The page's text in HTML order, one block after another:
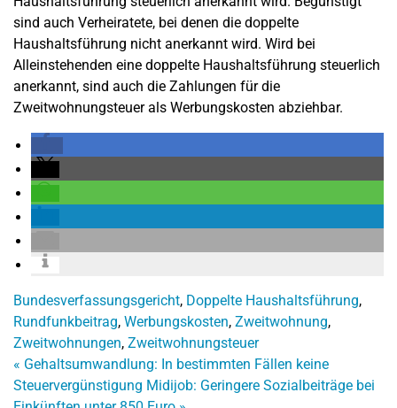
sind auch Verheiratete, bei denen die doppelte
Haushaltsführung nicht anerkannt wird. Wird bei
Alleinstehenden eine doppelte Haushaltsführung steuerlich
anerkannt, sind auch die Zahlungen für die
Zweitwohnungsteuer als Werbungskosten abziehbar.
Bundesverfassungsgericht, Doppelte Haushaltsführung,
Rundfunkbeitrag, Werbungskosten, Zweitwohnung,
Zweitwohnungen, Zweitwohnungsteuer
« Gehaltsumwandlung: In bestimmten Fällen keine
Steuervergünstigung Midijob: Geringere Sozialbeiträge bei